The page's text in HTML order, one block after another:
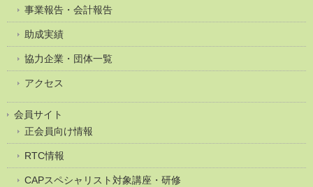
事業報告・会計報告
助成実績
協力企業・団体一覧
アクセス
会員サイト
正会員向け情報
RTC情報
CAPスペシャリスト対象講座・研修